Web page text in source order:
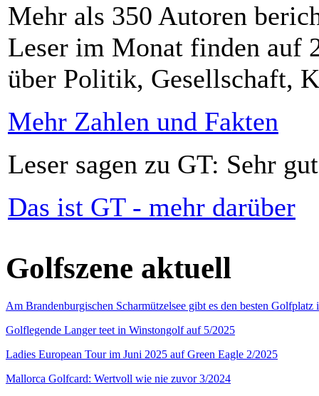
Mehr als 350 Autoren
Leser im Monat finden auf
über Politik, Gesellschaft,
Mehr Zahlen und Fakten
Leser sagen zu GT: Sehr
Das ist GT - mehr darüber
Golfszene aktuell
Am Brandenburgischen Scharmützelsee gibt es den besten
Golflegende Langer teet in Winstongolf auf 5/2025
Ladies European Tour im Juni 2025 auf Green Eagle 2/2025
Mallorca Golfcard: Wertvoll wie nie zuvor 3/2024